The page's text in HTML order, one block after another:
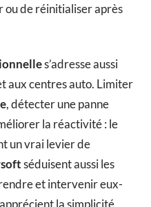
ou de réinitialiser après
s’adresse aussi
aux centres auto. Limiter
, détecter une panne
la réactivité : le
un vrai levier de
séduisent aussi les
et intervenir eux-